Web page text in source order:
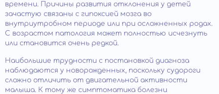
времени. Причины развития отклонения у детей
зачастую связаны с гипоксией мозга во
внутриутробном периоде или при осложненных родах.
С возрастом патология может полностью исчезнуть
или становится очень редкой.
Наибольшие трудности с постановкой диагноза
наблюдаются у новорожденных, поскольку судороги
сложно отличить от двигательной активности
малыша. К тому же симптоматика болезни